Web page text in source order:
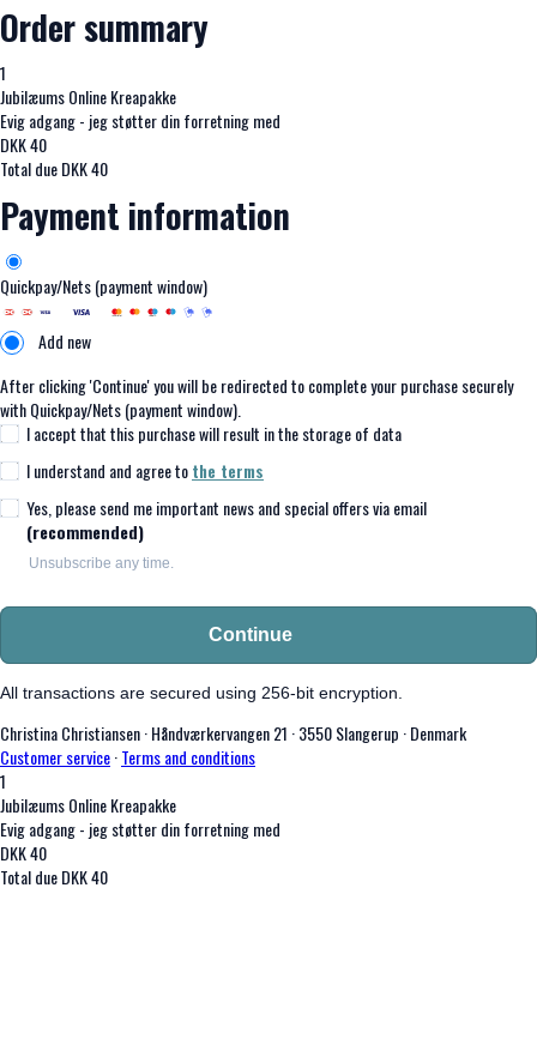
Order summary
1
Jubilæums Online Kreapakke
Evig adgang - jeg støtter din forretning med
DKK40
Total dueDKK40
Payment information
Quickpay/Nets (payment window)
Add new
After clicking 'Continue' you will be redirected to complete your purchase securely
with Quickpay/Nets (payment window).
I accept that this purchase will result in the storage of data
I understand and agree tothe terms
Yes, please send me important news and special offers via email
(recommended)
Unsubscribe any time.
Continue
All transactions are secured using 256-bit encryption.
Christina Christiansen·Håndværkervangen 21 ·3550 Slangerup ·Denmark
Customer service·Terms and conditions
1
Jubilæums Online Kreapakke
Evig adgang - jeg støtter din forretning med
DKK40
Total dueDKK40